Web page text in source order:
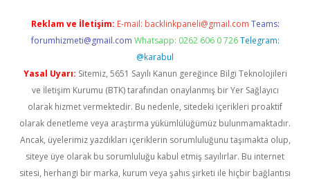
Reklam ve İletişim: E-mail: backlinkpaneli@gmail.com Teams:
forumhizmeti@gmail.com Whatsapp: 0262 606 0 726 Telegram:
@karabul
Yasal Uyarı: Sitemiz, 5651 Sayılı Kanun gereğince Bilgi Teknolojileri
ve İletişim Kurumu (BTK) tarafından onaylanmış bir Yer Sağlayıcı
olarak hizmet vermektedir. Bu nedenle, sitedeki içerikleri proaktif
olarak denetleme veya araştırma yükümlülüğümüz bulunmamaktadır.
Ancak, üyelerimiz yazdıkları içeriklerin sorumluluğunu taşımakta olup,
siteye üye olarak bu sorumluluğu kabul etmiş sayılırlar. Bu internet
sitesi, herhangi bir marka, kurum veya şahıs şirketi ile hiçbir bağlantısı